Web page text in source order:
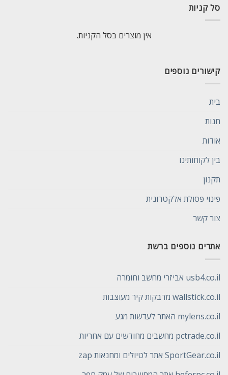
סל קניות
אין מוצרים בסל הקניות.
קישורים נוספים
בית
חנות
אודות
בין לקוחותינו
תקנון
פינוי פסולת אלקטרונית
צור קשר
אתרים נוספים ברשת
usb4.co.il אביזרי מחשב וחומרה
wallstick.co.il מדבקות קיר מעוצבות
mylens.co.il האתר לעדשות מגע
pctrade.co.il מחשבים מחודשים עם אחריות
SportGear.co.il אתר לטיולים ומחנאות zap